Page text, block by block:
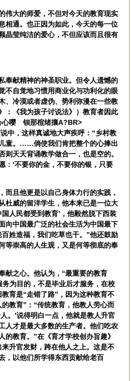
大的师爱，不但对今天的教育现实
相通。也正因为如此，今天的每一位
晶莹纯洁的爱心，不但应该而且很有
献精神的神圣职业。但令人遗憾的
不自觉地习惯用商业化与功利化的眼
、冷漠或者虚伪、势利弥漫在一些教
：《我为孩子讨说法》）教育者因此
心嘤 钡那楦绪攘Α?BR>
，这样真诚地大声疾呼：“乡村教
童。……倘使我们肯把整个的心捧出
天天背诵教学做合一，也是空的。
：‘不要你的金，不要你的银，只要
且他更是以自己身体力行的实践，
杜威的留洋学生，他本来已是一位大
人民都受到教育’，他毅然脱下西装
向中国最广泛的社会生活为中国最下
姓造福，我们吃草也干。”他还鼓励
等崇高的人生观，又是何等彻底的奉
之心。他认为，“最重要的教育
务为目的，不是毕业后才服务，在校
育是“走错了路”，因为这种教育不
教育”：“传统教育，他教人劳心而
。’说得明白一点，他就是教人升官
人才是最大多数的生产者。他们吃农
教育。”在《育才学校创办旨趣》
升官发财，跨在他人之上。这是不
，以他们所学得东西贡献给老百